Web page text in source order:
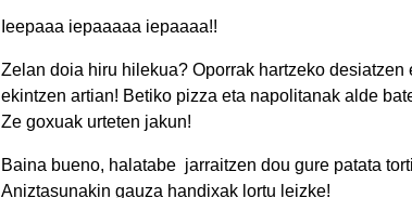
Ieepaaa iepaaaaa iepaaaa!!
Zelan doia hiru hilekua? Oporrak hartzeko
ekintzen artian! Betiko pizza eta napolitanak alde
Ze goxuak urteten jakun!
Baina bueno, halatabe jarraitzen dou gure patata
Aniztasunakin gauza handixak lortu leizke!